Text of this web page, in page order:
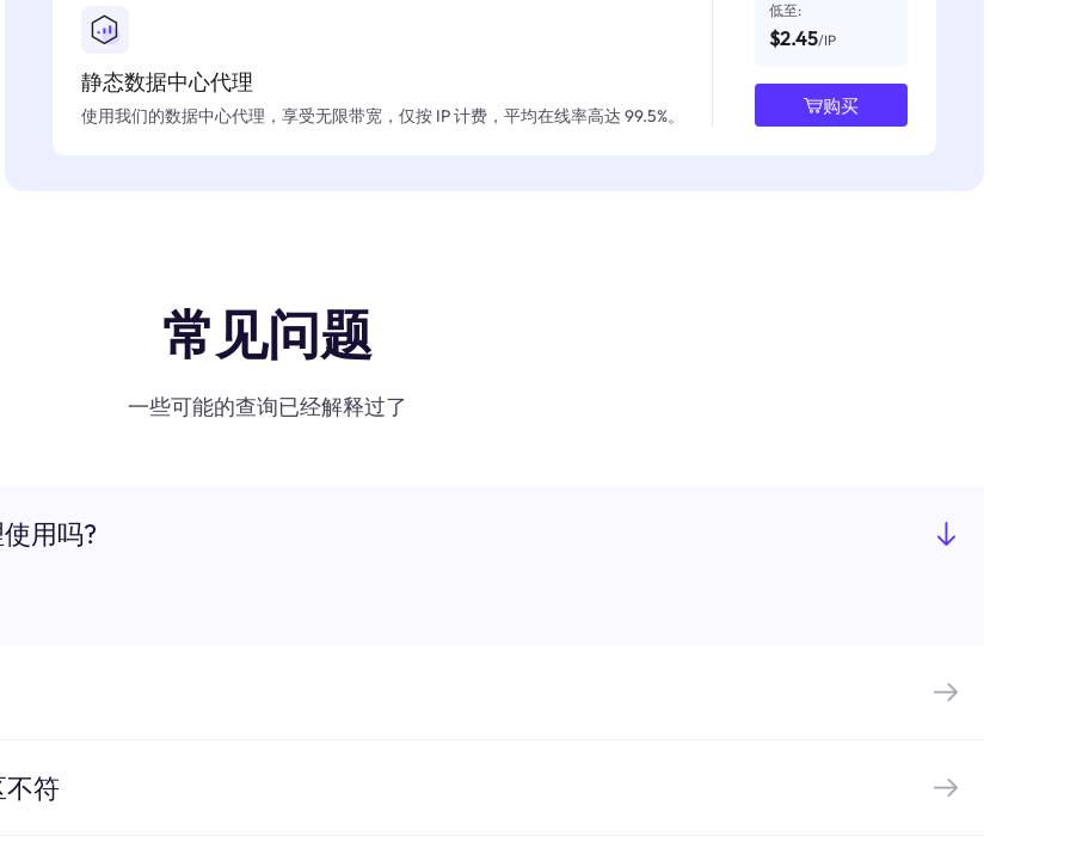
静态数据中心代理
使用我们的数据中心代理，享受无限带宽，仅按 IP 计费，平均在线率高达 99.5%。
低至:
$2.45/IP
购买
常见问题
一些可能的查询已经解释过了
用吗?
符